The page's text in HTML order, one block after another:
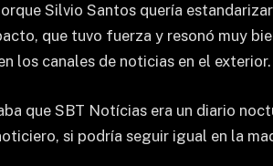
Silvio Santos quería
que tuvo fuerza y ​​resonó muy
los canales de noticias en el exterior.
que SBT Notícias era un diario
si podría seguir igual en la